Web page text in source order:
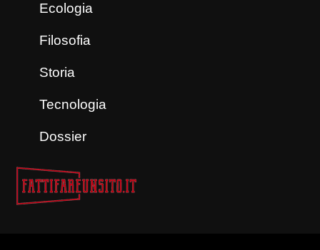
Ecologia
Filosofia
Storia
Tecnologia
Dossier